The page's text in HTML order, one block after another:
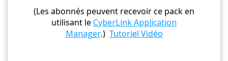
(Les abonnés peuvent recevoir ce pack en
utilisant leCyberLink Application
Manager.) Tutoriel Vidéo